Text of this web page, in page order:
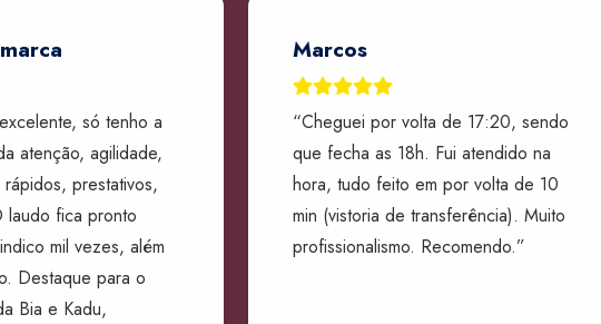
só tenho a
atenção, agilidade,
rápidos, prestativos,
laudo fica pronto
mil vezes, além
Destaque para o
Bia e Kadu,
Marcos
“Cheguei por volta de 17:20, sendo
que fecha as 18h. Fui atendido na
hora, tudo feito em por volta de 10
min (vistoria de transferência). Muito
profissionalismo. Recomendo.”